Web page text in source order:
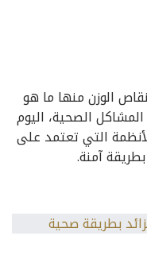
الوزن منها ما هو
الصحية، اليوم
التي تعتمد على
آمنة.